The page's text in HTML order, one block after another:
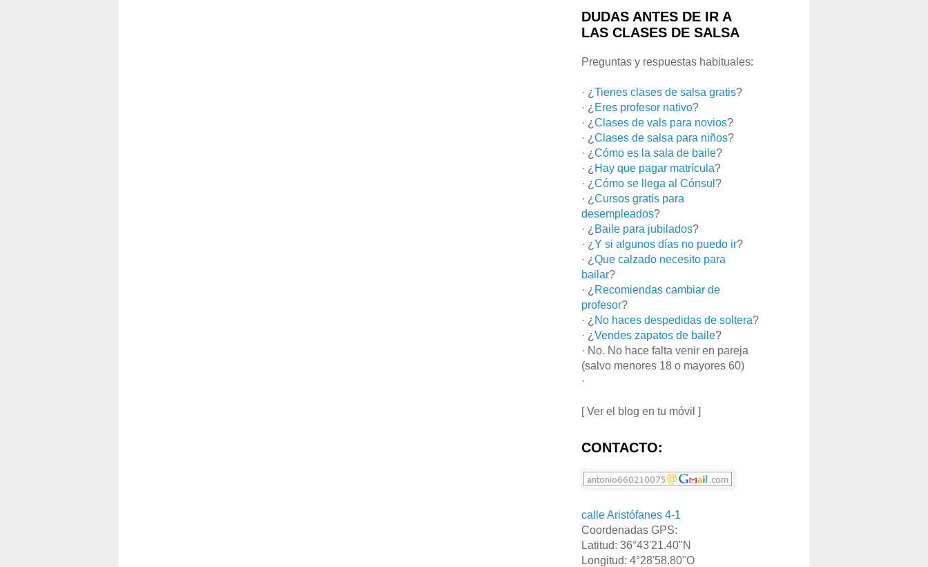
DUDAS ANTES DE IR A
LAS CLASES DE SALSA
Preguntas y respuestas habituales:
· ¿ Tienes clases de salsa gratis?
· ¿ Eres profesor nativo?
· ¿ Clases de vals para novios?
· ¿ Clases de salsa para niños?
· ¿ Cómo es la sala de baile?
· ¿ Hay que pagar matrícula?
· ¿ Cómo se llega al Cónsul ?
· ¿ Cursos gratis para
desempleados?
· ¿ Baile para jubilados?
· ¿ Y si algunos días no puedo ir?
· ¿ Que calzado necesito para
bailar?
· ¿ Recomiendas cambiar de
profesor?
· ¿ No haces despedidas de soltera?
· ¿ Vendes zapatos de baile?
· No. No hace falta venir en pareja
(salvo menores 18 o mayores 60)
·
[ Ver el blog en tu móvil ]
CONTACTO:
calle Aristófanes 4-1
Coordenadas GPS:
Latitud: 36°43'21.40"N
Longitud: 4°28'58.80"O